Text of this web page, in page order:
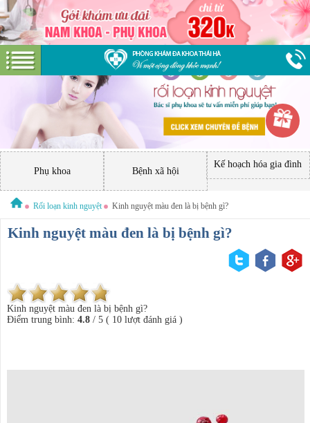
Phụ khoa Bệnh xã hội
Kế hoạch hóa gia đình
Rối loạn kinh nguyệt Kinh nguyệt màu đen là bị bệnh gì?
Kinh nguyệt màu đen là bị bệnh gì?
Kinh nguyệt màu đen là bị bệnh gì?
Điểm trung bình: 4.8/ 5( 10lượt đánh giá )